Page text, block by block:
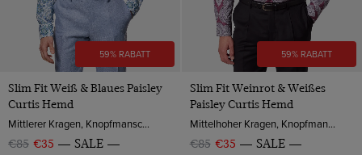
59% RABATT
Slim Fit Weiß & Blaues Paisley
Curtis Hemd
Mittlerer Kragen, Knopfmanschette, Baumwolle
€85 €35 SALE
59% RABATT
Slim Fit Weinrot & Weißes
Paisley Curtis Hemd
Mittelhoher Kragen, Knopfmanschette, Baumwolle
€85 €35 SALE